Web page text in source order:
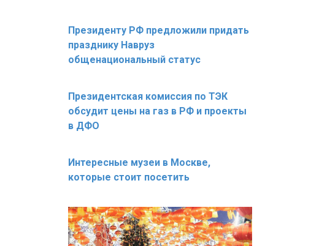
Президенту РФ предложили придать
празднику Навруз
общенациональный статус
Президентская комиссия по ТЭК
обсудит цены на газ в РФ и проекты
в ДФО
Интересные музеи в Москве,
которые стоит посетить